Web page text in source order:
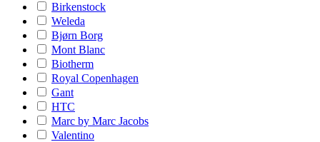
Birkenstock
Weleda
Bjørn Borg
Mont Blanc
Biotherm
Royal Copenhagen
Gant
HTC
Marc by Marc Jacobs
Valentino